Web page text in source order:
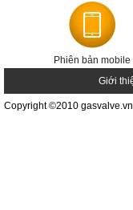
Phiên bản mobile
Giới
Copyright ©2010 gasvalve.vn